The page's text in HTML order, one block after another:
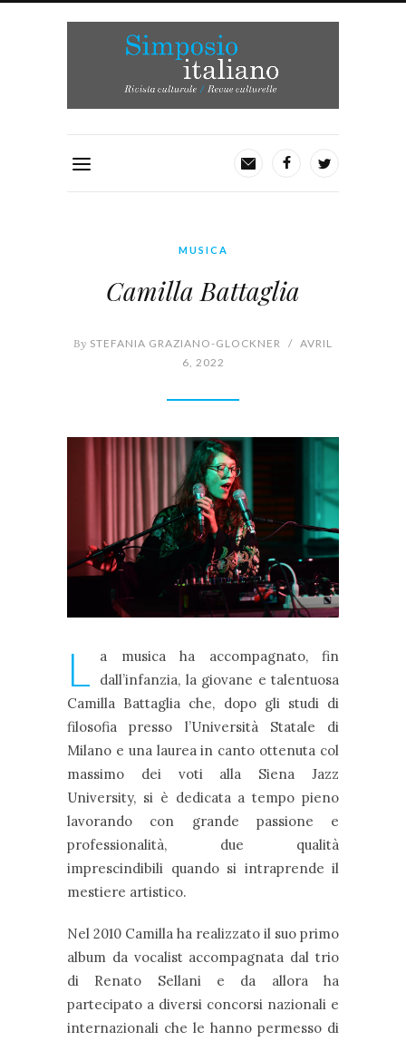
MUSICA
Camilla Battaglia
By STEFANIA GRAZIANO-GLOCKNER / AVRIL
6, 2022
L
a musica ha accompagnato, fin
dall’infanzia, la giovane e talentuosa
Camilla Battaglia che, dopo gli studi di
filosofia presso l’Università Statale di
Milano e una laurea in canto ottenuta col
massimo dei voti alla Siena Jazz
University, si è dedicata a tempo pieno
lavorando con grande passione e
professionalità, due qualità
imprescindibili quando si intraprende il
mestiere artistico.
Nel 2010 Camilla ha realizzato il suo primo
album da vocalist accompagnata dal trio
di Renato Sellani e da allora ha
partecipato a diversi concorsi nazionali e
internazionali che le hanno permesso di